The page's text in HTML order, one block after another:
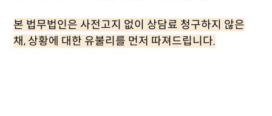
본 법무법인은 사전고지 없이 상담료 청구하지 않은
채, 상황에 대한 유불리를 먼저 따져드립니다.